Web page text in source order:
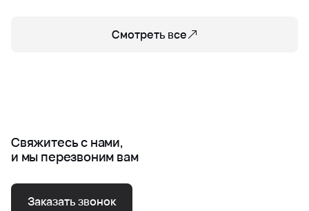
Смотреть все
Свяжитесь с нами,
и мы перезвоним вам
Заказать звонок